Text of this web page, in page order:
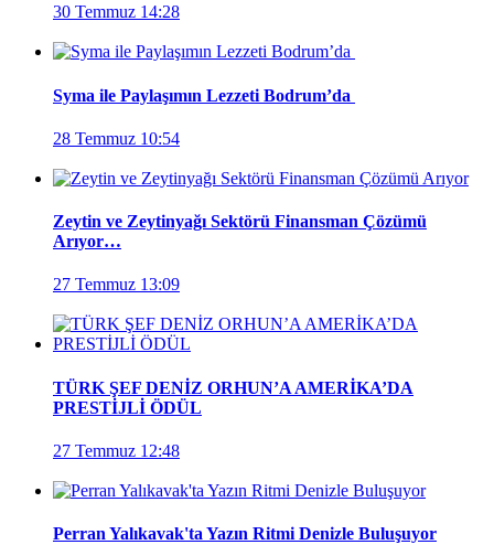
30 Temmuz 14:28
Syma ile Paylaşımın Lezzeti Bodrum’da
28 Temmuz 10:54
Zeytin ve Zeytinyağı Sektörü Finansman Çözümü
Arıyor…
27 Temmuz 13:09
TÜRK ŞEF DENİZ ORHUN’A AMERİKA’DA
PRESTİJLİ ÖDÜL
27 Temmuz 12:48
Perran Yalıkavak'ta Yazın Ritmi Denizle Buluşuyor